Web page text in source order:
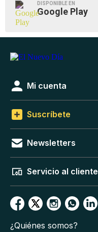
DISPONIBLE EN
Google Play
Mi cuenta
Suscríbete
Newsletters
Servicio al cliente
¿Quiénes somos?